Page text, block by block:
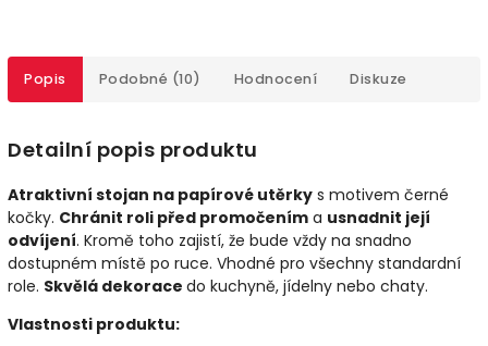
Popis Podobné (10) Hodnocení Diskuze
Detailní popis produktu
Atraktivní stojan na papírové utěrky s motivem černé
kočky. Chránit roli před promočením a usnadnit její
odvíjení. Kromě toho zajistí, že bude vždy na snadno
dostupném místě po ruce. Vhodné pro všechny standardní
role. Skvělá dekorace do kuchyně, jídelny nebo chaty.
Vlastnosti produktu: